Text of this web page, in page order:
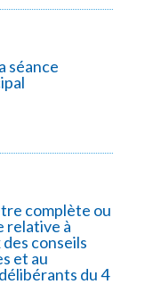
séance
complète ou
relative à
conseils
et au
du 4